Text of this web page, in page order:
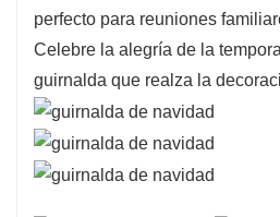
El diseño liviano garantiza
disposición, lo que le
decoraciones
perfecto para reuniones
Celebre la alegría de la
guirnalda que realza la